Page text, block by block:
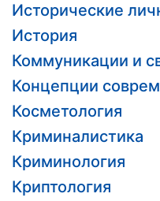
Исторические
История
Коммуникации и
Концепции
Косметология
Криминалистика
Криминология
Криптология